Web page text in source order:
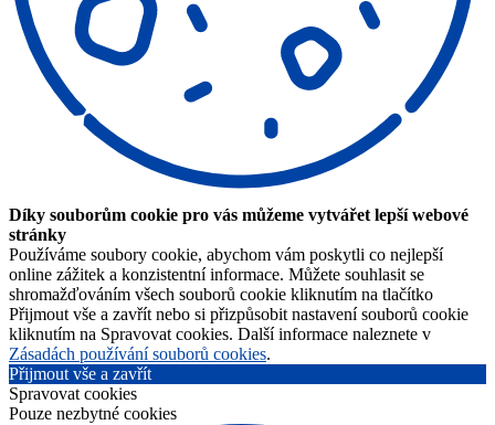
Díky souborům cookie pro vás můžeme vytvářet lepší webové
stránky
Používáme soubory cookie, abychom vám poskytli co nejlepší
online zážitek a konzistentní informace. Můžete souhlasit se
shromažďováním všech souborů cookie kliknutím na tlačítko
Přijmout vše a zavřít nebo si přizpůsobit nastavení souborů cookie
kliknutím na Spravovat cookies. Další informace naleznete v
Zásadách používání souborů cookies.
Přijmout vše a zavřít
Spravovat cookies
Pouze nezbytné cookies